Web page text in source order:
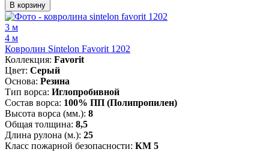
В корзину
3 м
4 м
Ковролин Sintelon Favorit 1202
Коллекция: Favorit
Цвет: Серый
Основа: Резина
Тип ворса: Иглопробивной
Состав ворса: 100% ПП (Полипропилен)
Высота ворса (мм.): 8
Общая толщина: 8,5
Длина рулона (м.): 25
Класс пожарной безопасности: КМ 5